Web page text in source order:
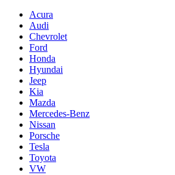
Acura
Audi
Chevrolet
Ford
Honda
Hyundai
Jeep
Kia
Mazda
Mercedes-Benz
Nissan
Porsche
Tesla
Toyota
VW